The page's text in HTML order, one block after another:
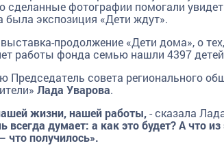
сделанные фотографии помогали
была экспозиция «Дети ждут».
продолжение «Дети дома», о
работы фонда семью нашли 4397
Председатель совета регионального
Лада Уварова.
жизни, нашей работы,- сказала
всегда думает: а как это будет? А что
что получилось».